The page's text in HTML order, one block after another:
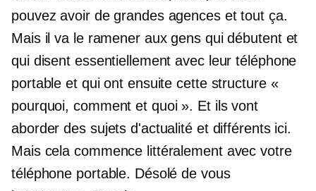
pouvez avoir de grandes agences et tout ça.
Mais il va le ramener aux gens qui débutent et
qui disent essentiellement avec leur téléphone
portable et qui ont ensuite cette structure «
pourquoi, comment et quoi ». Et ils vont
aborder des sujets d'actualité et différents ici.
Mais cela commence littéralement avec votre
téléphone portable. Désolé de vous